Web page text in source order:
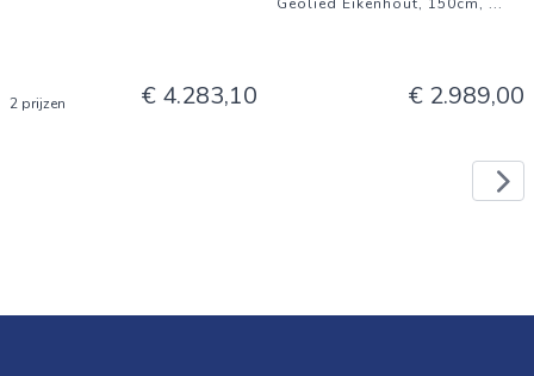
2 prijzen € 4.283,10 € 2.989,00